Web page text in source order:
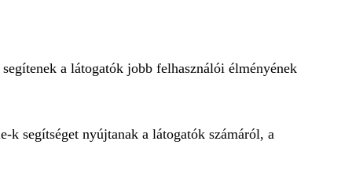
a látogatók jobb felhasználói élményének
k segítséget nyújtanak a látogatók számáról, a